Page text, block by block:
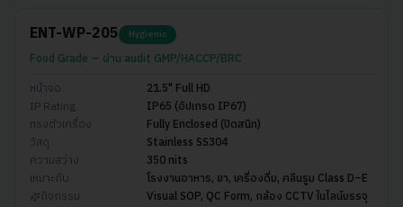
ENT-WP-205 Hygienic
Food Grade — ผ่าน audit GMP/HACCP/BRC
หน้าจอ
21.5" Full HD
IP Rating
IP65 (อัปเกรด IP67)
ทรงตัวเครื่อง
Fully Enclosed (ปิดสนิท)
วัสดุ
Stainless SS304
ความสว่าง
350 nits
เหมาะกับ
โรงงานอาหาร, ยา, เครื่องดื่ม, คลีนรูม Class D–E
กิจกรรม
Visual SOP, QC Form, กล้อง CCTV ในไลน์บรรจุ